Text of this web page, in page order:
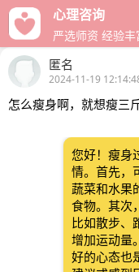
心理咨询
严选师资 经验丰
匿名
2024-11-19
怎么瘦身啊，就想瘦三
您好！瘦身
情。首先，
蔬菜和水果
食物。其次
比如散步、
增加运动量
好的心态也